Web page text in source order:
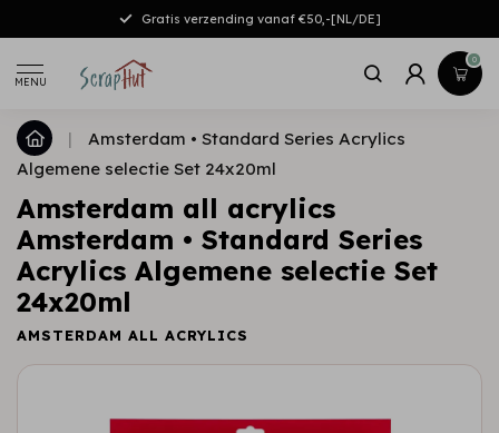
Gratis verzending vanaf €50,-[NL/DE]
MENU
0
|
Amsterdam • Standard Series Acrylics
Algemene selectie Set 24x20ml
Amsterdam all acrylics
Amsterdam • Standard Series
Acrylics Algemene selectie Set
24x20ml
AMSTERDAM ALL ACRYLICS